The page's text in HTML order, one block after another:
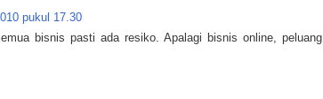
pukul 17.30
bisnis pasti ada resiko. Apalagi bisnis online, peluang